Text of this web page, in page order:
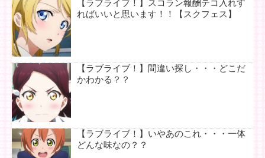
【ラブライブ！】スコラン報酬テコ入れす
ればいいと思います！！【スクフェス】
【ラブライブ！】間違い探し・・・どこだ
かわかる？？
【ラブライブ！】いやあのこれ・・・一体
どんな味なの？？